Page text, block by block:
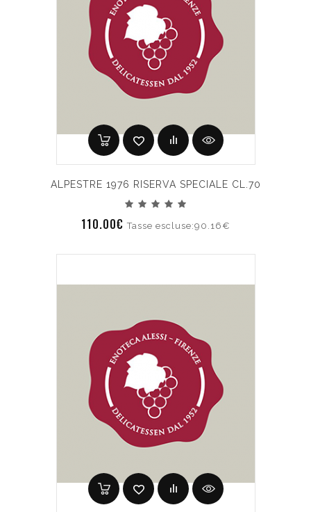
ALPESTRE 1976 RISERVA SPECIALE CL.70
110.00€Tasse escluse:90.16€